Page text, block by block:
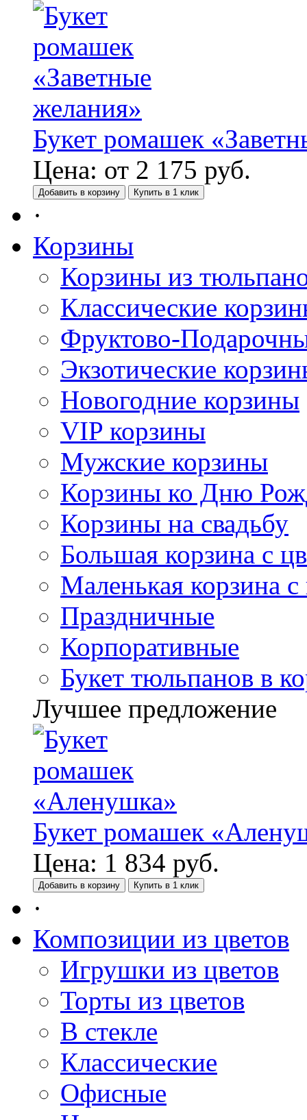
Букет ромашек
Цена: от 2 175 руб.
Добавить в корзину Купить в 1 клик
·
Корзины
Корзины из
Классические
Фруктово-
Экзотические
Новогодние корзины
VIP корзины
Мужские корзины
Корзины ко Дню
Корзины на свадьбу
Большая корзина с
Маленькая корзина
Праздничные
Корпоративные
Букет тюльпанов в
Лучшее предложение
Букет ромашек
Цена: 1 834 руб.
Добавить в корзину Купить в 1 клик
·
Композиции из цветов
Игрушки из цветов
Торты из цветов
В стекле
Классические
Офисные